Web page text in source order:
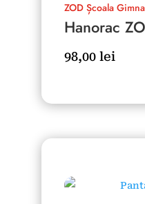
ZOD Școala
Hanorac
98,00 lei